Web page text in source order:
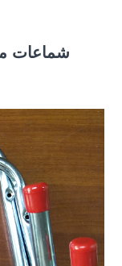
شماعات